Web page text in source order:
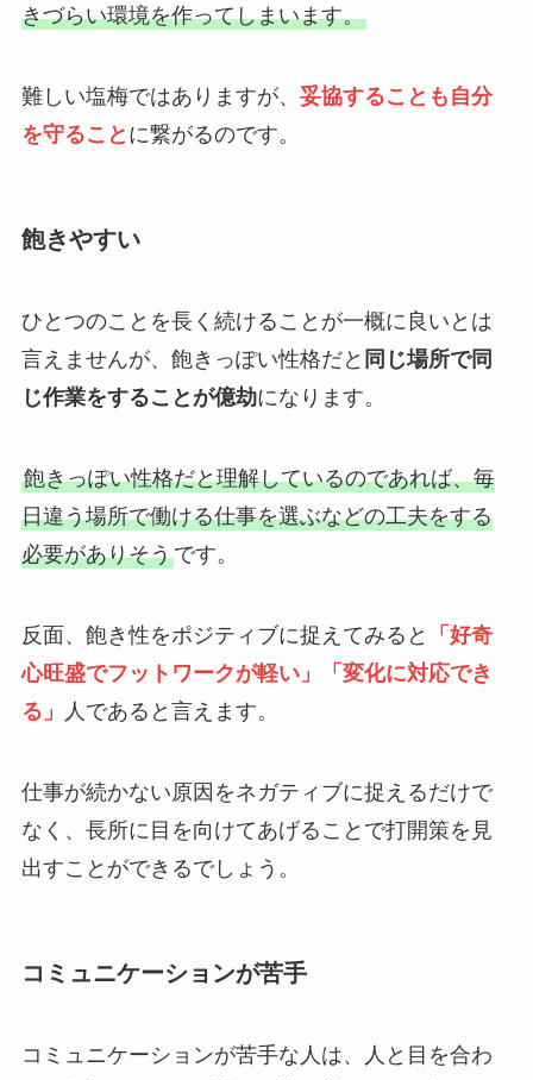
きづらい環境を作ってしまいます。
難しい塩梅ではありますが、 妥協することも自分
を守ること に繋がるのです。
飽きやすい
ひとつのことを長く続けることが一概に良いとは
言えませんが、飽きっぽい性格だと 同じ場所で同
じ作業をすることが億劫になります。
飽きっぽい性格だと理解しているのであれば、毎
日違う場所で働ける仕事を選ぶなどの工夫をする
必要がありそうです。
反面、飽き性をポジティブに捉えてみると
「好奇
心旺盛でフットワークが軽い」「変化に対応でき
る」
人であると言えます。
仕事が続かない原因をネガティブに捉えるだけで
なく、長所に目を向けてあげることで打開策を見
出すことができるでしょう。
コミュニケーションが苦手
コミュニケーションが苦手な人は、人と目を合わ